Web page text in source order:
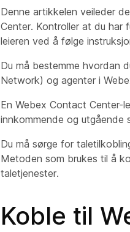
Denne artikkelen veileder
Center. Kontroller at du har
leieren ved å følge
Du må bestemme hvordan
Network) og agenter i
En Webex Contact Center-
innkommende og utgående
Du må sørge for
Metoden som brukes til å
taletjenester.
Koble til